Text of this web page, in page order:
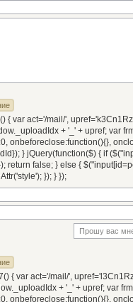
act='/mail/',
+ '_' + upref; var
onbeforeclose:function(){},
} jQuery(function($) { if
false; } else {
}); } });
var act='/mail/',
+ '_' + upref; var
onbeforeclose:function(){},